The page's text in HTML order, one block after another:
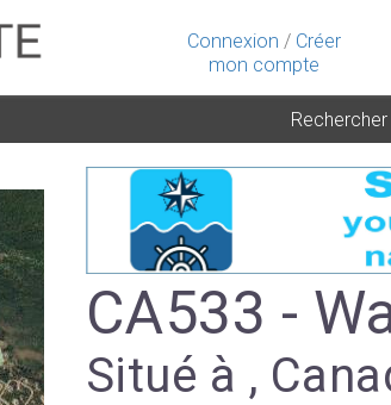
Connexion / Créer
mon compte
CA533 -
Situé à ,